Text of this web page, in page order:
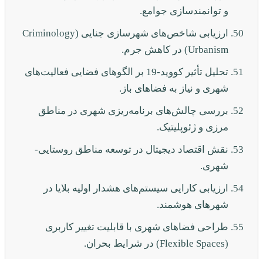
و توانمندسازی جوامع.
ارزیابی شاخص‌های شهرسازی جنایی (Criminology
Urbanism) در کاهش جرم.
تحلیل تأثیر کووید-19 بر الگوهای فضایی فعالیت‌های
شهری و نیاز به فضاهای باز.
بررسی چالش‌های برنامه‌ریزی شهری در مناطق
مرزی و ژئوپلیتیک.
نقش اقتصاد دیجیتال در توسعه مناطق روستایی-
شهری.
ارزیابی کارایی سیستم‌های هشدار اولیه بلایا در
شهرهای هوشمند.
طراحی فضاهای شهری با قابلیت تغییر کاربری
(Flexible Spaces) در شرایط بحران.